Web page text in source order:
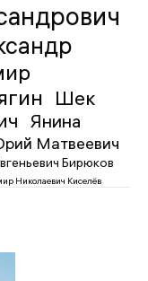
Шек
Янина
Матвеевич
Бирюков
Николаевич Киселёв